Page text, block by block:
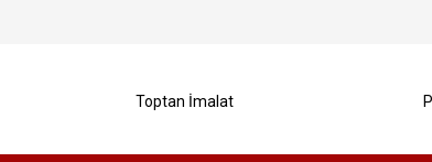
Toptan İmalat